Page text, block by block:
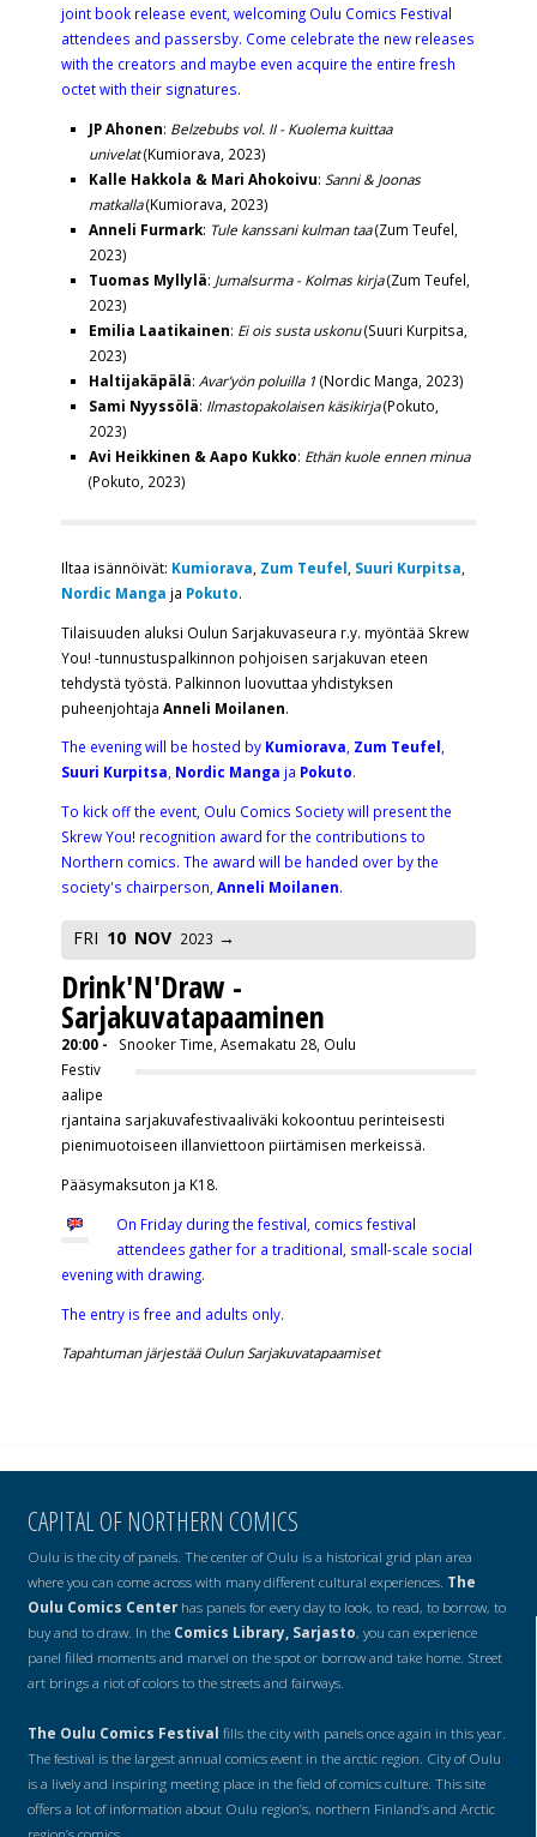
joint book release event, welcoming Oulu Comics Festival
attendees and passersby. Come celebrate the new releases
with the creators and maybe even acquire the entire fresh
octet with their signatures.
JP Ahonen: Belzebubs vol. II - Kuolema kuittaa
univelat(Kumiorava, 2023)
Kalle Hakkola & Mari Ahokoivu: Sanni & Joonas
matkalla(Kumiorava, 2023)
Anneli Furmark: Tule kanssani kulman taa(Zum Teufel,
2023)
Tuomas Myllylä: Jumalsurma - Kolmas kirja(Zum Teufel,
2023)
Emilia Laatikainen: Ei ois susta uskonu(Suuri Kurpitsa,
2023)
Haltijakäpälä:Avar’yön poluilla 1 (Nordic Manga, 2023)
Sami Nyyssölä: Ilmastopakolaisen käsikirja(Pokuto,
2023)
Avi Heikkinen & Aapo Kukko: Ethän kuole ennen minua
(Pokuto, 2023)
Iltaa isännöivät: Kumiorava Zum Teufel Suuri Kurpitsa
Nordic Manga ja Pokuto.
Tilaisuuden aluksi Oulun Sarjakuvaseura r.y. myöntää Skrew
You! -tunnustuspalkinnon pohjoisen sarjakuvan eteen
tehdystä työstä. Palkinnon luovuttaa yhdistyksen
puheenjohtaja Anneli Moilanen.
The evening will be hosted by Kumiorava, Zum Teufel,
Suuri Kurpitsa, Nordic Manga ja Pokuto.
To kick off the event, Oulu Comics Society will present the
Skrew You! recognition award for the contributions to
Northern comics. The award will be handed over by the
society's chairperson, Anneli Moilanen.
FRI 10 NOV 2023
Drink'N'Draw -
Sarjakuvatapaaminen
20:00 -
Snooker Time, Asemakatu 28, Oulu
Festiv
aalipe
rjantaina sarjakuvafestivaaliväki kokoontuu perinteisesti
pienimuotoiseen illanviettoon piirtämisen merkeissä.
Pääsymaksuton ja K18.
On Friday during the festival, comics festival
attendees gather for a traditional, small-scale social
evening with drawing.
The entry is free and adults only.
Tapahtuman järjestää Oulun Sarjakuvatapaamiset
CAPITAL OF NORTHERN COMICS
Oulu is the city of panels. The center of Oulu is a historical grid plan area
where you can come across with many different cultural experiences. The
Oulu Comics Centerhas panels for every day to look, to read, to borrow, to
buy and to draw. In the Comics Library, Sarjasto, you can experience
panel filled moments and marvel on the spot or borrow and take home. Street
art brings a riot of colors to the streets and fairways.
The Oulu Comics Festival fills the city with panels once again in this year.
The festival is the largest annual comics event in the arctic region. City of Oulu
is a lively and inspiring meeting place in the field of comics culture. This site
offers a lot of information about Oulu region’s, northern Finland’s and Arctic